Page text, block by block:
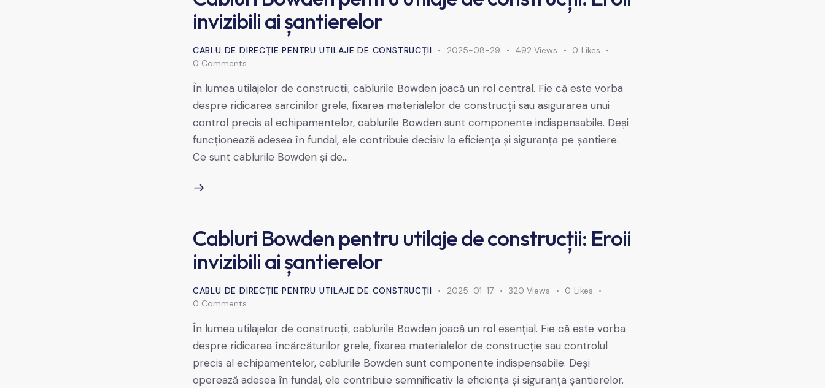
invizibili ai șantierelor
CABLU DE DIRECȚIE PENTRU UTILAJE DE CONSTRUCȚII 2025-08-29 492 Views 0 Likes
0 Comments
În lumea utilajelor de construcții, cablurile Bowden joacă un rol central. Fie că este vorba
despre ridicarea sarcinilor grele, fixarea materialelor de construcții sau asigurarea unui
control precis al echipamentelor, cablurile Bowden sunt componente indispensabile. Deși
funcționează adesea în fundal, ele contribuie decisiv la eficiența și siguranța pe șantiere.
Ce sunt cablurile Bowden și de…
Cabluri Bowden pentru utilaje de construcții: Eroii
invizibili ai șantierelor
CABLU DE DIRECȚIE PENTRU UTILAJE DE CONSTRUCȚII 2025-01-17 320 Views 0 Likes
0 Comments
În lumea utilajelor de construcții, cablurile Bowden joacă un rol esențial. Fie că este vorba
despre ridicarea încărcăturilor grele, fixarea materialelor de construcție sau controlul
precis al echipamentelor, cablurile Bowden sunt componente indispensabile. Deși
operează adesea în fundal, ele contribuie semnificativ la eficiența și siguranța șantierelor.